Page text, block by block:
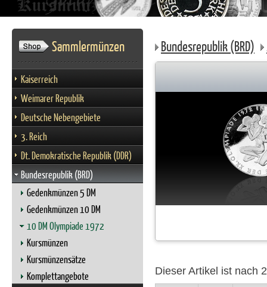
Sammlermünzen
Kaiserreich
Weimarer Republik
Deutsche Nebengebiete
3. Reich
Dt. Demokratische Republik (DDR)
Bundesrepublik (BRD)
Gedenkmünzen 5 DM
Gedenkmünzen 10 DM
10 DM Olympiade 1972
Kursmünzen
Kursmünzensätze
Komplettangebote
Bundesrepublik (BRD)
Dieser Artikel ist nach